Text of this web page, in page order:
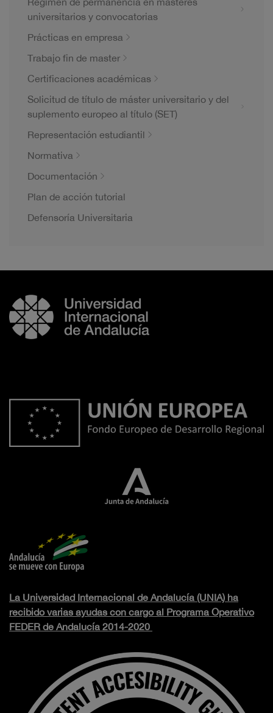
universitarios y convocatorias
Prácticas en empresa
Trabajo fin de master
Certificaciones académicas
Solicitud de título de máster universitario y del
suplemento europeo al título (SET)
Representación estudiantil
Normativa
Documentación
Plan de acción tutorial
Defensoría Universitaria
La Universidad Internacional de Andalucía (UNIA) ha
recibido varias ayudas con cargo al Programa Operativo
FEDER de Andalucía 2014-2020